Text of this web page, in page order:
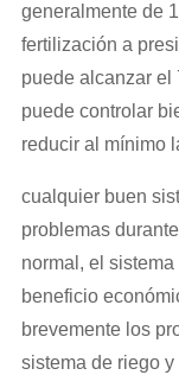
generalmente de
fertilización a
puede alcanzar el
puede controlar
reducir al mínimo
cualquier buen
problemas
normal, el
beneficio
brevemente los
sistema de riego